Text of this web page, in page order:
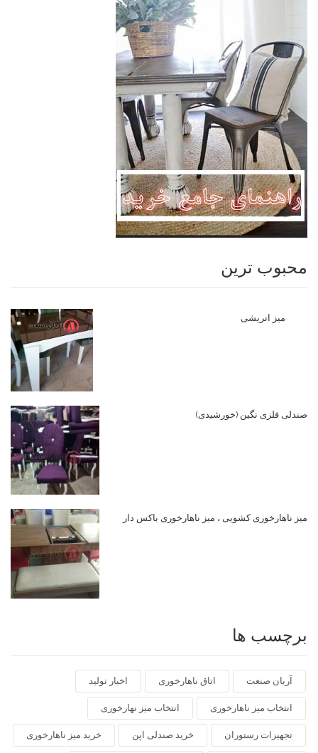
محبوب ترین
میز اتریشی
صندلی فلزی نگین (خورشیدی)
میز ناهارخوری کشویی ، میز ناهارخوری باکس دار
برچسب ها
آریان صنعت اتاق ناهارخوری اخبار تولید
انتخاب میز ناهارخوری انتخاب میز نهارخوری
تجهیزات رستوران خرید صندلی اپن خرید میز ناهارخوری